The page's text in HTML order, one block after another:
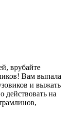
врубайте
Вам выпала
и выжать
действовать на